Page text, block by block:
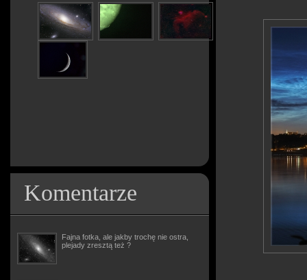
Komentarze
Fajna fotka, ale jakby trochę nie ostra,
plejady zresztą też ?